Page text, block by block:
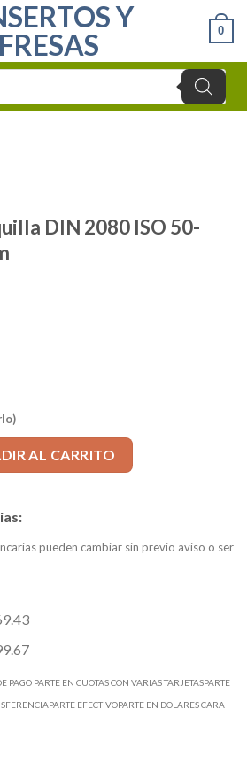
0
DIN 2080 ISO 50-
ISO 50- ER32 L=200 mm cantidad
AL CARRITO
pueden cambiar sin previo aviso o ser
PAGO PARTE EN CUOTAS CON VARIAS TARJETASPARTE
EFECTIVOPARTE EN DOLARES CARA